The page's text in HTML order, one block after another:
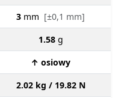
3 mm [±0,1 mm]
1.58 g
↑ osiowy
2.02 kg / 19.82 N